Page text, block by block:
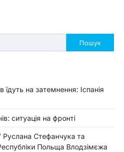
Пошук
їдуть на затемнення: Іспанія
ситуація на фронті
Руслана Стефанчука та
Польща Влодзімєжа